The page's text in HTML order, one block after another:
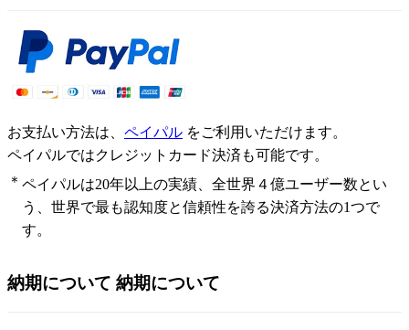
お支払い方法は、 ペイパル をご利用いただけます。
ペイパルではクレジットカード決済も可能です。
＊ ペイパルは20年以上の実績、全世界４億ユーザー数とい
う、世界で最も認知度と信頼性を誇る決済方法の1つで
す。
納期について 納期について